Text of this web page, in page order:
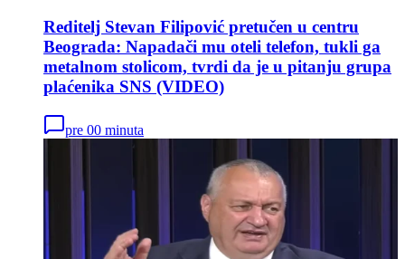
Reditelj Stevan Filipović pretučen u centru
Beograda: Napadači mu oteli telefon, tukli ga
metalnom stolicom, tvrdi da je u pitanju grupa
plaćenika SNS (VIDEO)
pre 00 minuta